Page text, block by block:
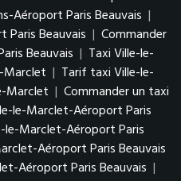
Aéroport Paris Beauvais |
Paris Beauvais | Commander
Beauvais | Taxi Ville-le-
Marclet | Tarif taxi Ville-le-
Marclet | Commander un taxi
le-Marclet-Aéroport Paris
le-Marclet-Aéroport Paris
Aéroport Paris Beauvais
Aéroport Paris Beauvais |